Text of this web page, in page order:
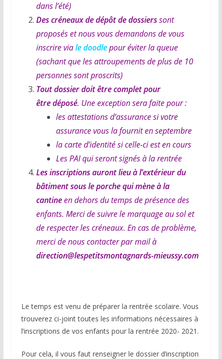
dans l’été)
Des créneaux de dépôt de dossierssont
proposés et nous vous demandons de vous
inscrire viale doodlepour éviter la queue
(sachant que les attroupements de plus de 10
personnes sont proscrits)
Tout dossier doit être complet pour
être déposé. Une exception sera faite pour :
les attestations d’assurance si votre
assurance vous la fournit en septembre
la carte d’identité si celle-ci est en cours
Les PAI qui seront signés à la rentrée
Les inscriptions auront lieu à l’extérieur du
bâtiment sous le porche qui mène à la
cantineen dehors du temps de présence des
enfants. Merci de suivre le marquage au sol et
de respecter les créneaux. En cas de problème,
merci de nous contacter par mail à
direction@lespetitsmontagnards-mieussy.com
Le temps est venu de préparer la rentrée scolaire. Vous
trouverez ci-joint toutes les informations nécessaires à
l’inscriptions de vos enfants pour la rentrée 2020- 2021.
Pour cela, il vous faut renseigner le dossier d’inscription